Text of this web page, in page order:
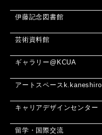
伊藤記念図書館
芸術資料館
ギャラリー@KCUA
アートスペースk.kaneshiro
キャリアデザインセンター
留学・国際交流